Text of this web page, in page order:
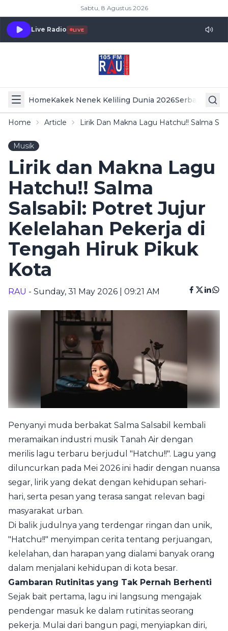
Sabtu, 8 Agustus 2026
Live Radio LIVE
HomeKakek Nenek Keliling Dunia 2026Serba Serbi
Home Article Lirik Dan Makna Lagu Hatchu!! Salma
Musik
Lirik dan Makna Lagu
Hatchu!! Salma
Salsabil: Potret Jujur
Kelelahan Pekerja di
Tengah Hiruk Pikuk
Kota
RAU - Sunday, 31 May 2026 | 09:21 AM
Penyanyi muda berbakat Salma Salsabil kembali
meramaikan industri musik Tanah Air dengan
merilis lagu terbaru berjudul "Hatchu!!". Lagu yang
diluncurkan pada Mei 2026 ini hadir dengan nuansa
segar, lirik yang dekat dengan kehidupan sehari-
hari, serta pesan yang terasa sangat relevan bagi
masyarakat urban.
Di balik judulnya yang terdengar ringan dan unik,
"Hatchu!!" menyimpan cerita tentang perjuangan,
kelelahan, dan harapan yang dialami banyak orang
dalam menjalani kehidupan di kota besar.
Gambaran Rutinitas yang Tak Pernah Berhenti
Sejak bait pertama, lagu ini langsung mengajak
pendengar masuk ke dalam rutinitas seorang
pekerja. Mulai dari bangun pagi, menyiapkan diri,